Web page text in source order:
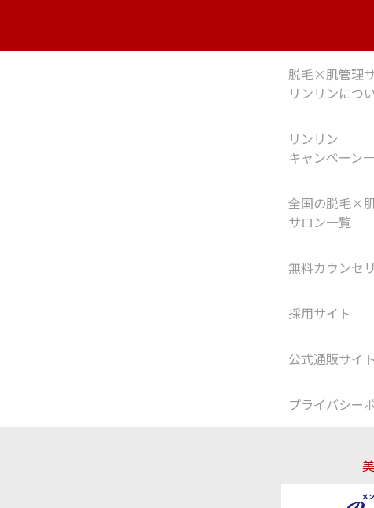
脱毛×肌管理
リンリンにつ
リンリン
キャンペーン
全国の脱毛×
サロン一覧
無料カウンセ
採用サイト
公式通販サイト
プライバシー